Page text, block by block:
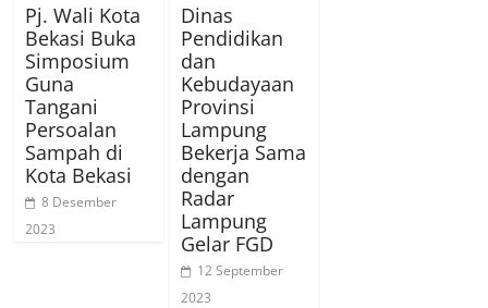
Pj. Wali Kota
Bekasi Buka
Simposium
Guna
Tangani
Persoalan
Sampah di
Kota Bekasi
8 Desember
2023
Dinas
Pendidikan
dan
Kebudayaan
Provinsi
Lampung
Bekerja Sama
dengan
Radar
Lampung
Gelar FGD
12 September
2023